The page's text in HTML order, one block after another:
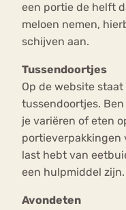
een portie de helft
meloen nemen,
schijven aan.
Tussendoortjes
Op de website
tussendoortjes.
je variëren of eten
portieverpakkingen
last hebt van
een hulpmiddel zijn.
Avondeten